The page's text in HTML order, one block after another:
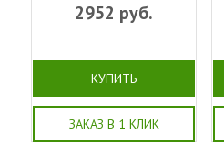
2952 руб.
КУПИТЬ
ЗАКАЗ В 1 КЛИК